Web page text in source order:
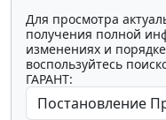
Для просмотра
получения полной
изменениях и
воспользуйтесь
ГАРАНТ: